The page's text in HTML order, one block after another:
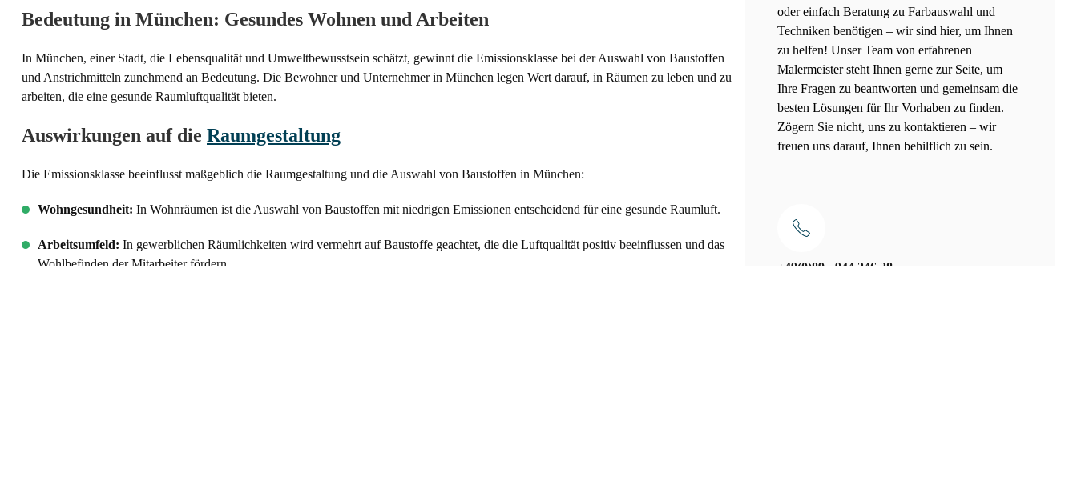
Bedeutung in München: Gesundes Wohnen und Arbeiten
In München, einer Stadt, die Lebensqualität und Umweltbewusstsein schätzt, gewinnt die Emissionsklasse bei der Auswahl von Baustoffen
und Anstrichmitteln zunehmend an Bedeutung. Die Bewohner und Unternehmer in München legen Wert darauf, in Räumen zu leben und zu
arbeiten, die eine gesunde Raumluftqualität bieten.
Auswirkungen auf die Raumgestaltung
Die Emissionsklasse beeinflusst maßgeblich die Raumgestaltung und die Auswahl von Baustoffen in München:
Wohngesundheit: In Wohnräumen ist die Auswahl von Baustoffen mit niedrigen Emissionen entscheidend für eine gesunde Raumluft.
Arbeitsumfeld: In gewerblichen Räumlichkeiten wird vermehrt auf Baustoffe geachtet, die die Luftqualität positiv beeinflussen und das
Wohlbefinden der Mitarbeiter fördern.
oder einfach Beratung zu Farbauswahl und
Techniken benötigen – wir sind hier, um Ihnen
zu helfen! Unser Team von erfahrenen
Malermeister steht Ihnen gerne zur Seite, um
Ihre Fragen zu beantworten und gemeinsam die
besten Lösungen für Ihr Vorhaben zu finden.
Zögern Sie nicht, uns zu kontaktieren – wir
freuen uns darauf, Ihnen behilflich zu sein.
+49(0)89 - 944 246 28